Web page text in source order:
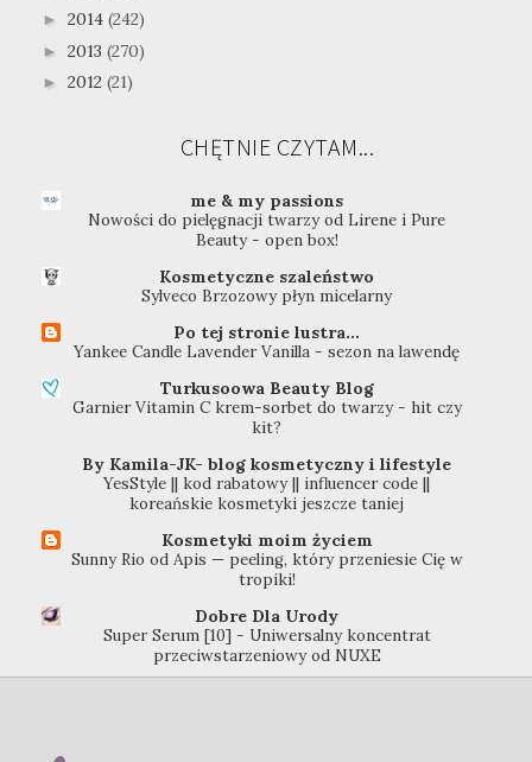
► 2014 (242)
► 2013 (270)
► 2012 (21)
CHĘTNIE CZYTAM...
me & my passions
Nowości do pielęgnacji twarzy od Lirene i Pure
Beauty - open box!
Kosmetyczne szaleństwo
Sylveco Brzozowy płyn micelarny
Po tej stronie lustra...
Yankee Candle Lavender Vanilla - sezon na lawendę
Turkusoowa Beauty Blog
Garnier Vitamin C krem-sorbet do twarzy - hit czy
kit?
By Kamila-JK- blog kosmetyczny i lifestyle
YesStyle || kod rabatowy || influencer code ||
koreańskie kosmetyki jeszcze taniej
Kosmetyki moim życiem
Sunny Rio od Apis — peeling, który przeniesie Cię w
tropiki!
Dobre Dla Urody
Super Serum [10] - Uniwersalny koncentrat
przeciwstarzeniowy od NUXE